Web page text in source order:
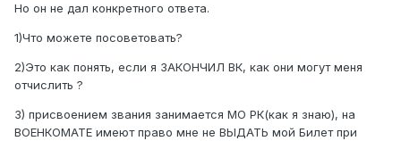
Но он не дал конкретного ответа.
1)Что можете посоветовать?
2)Это как понять, если я ЗАКОНЧИЛ ВК, как они могут меня
отчислить ?
3) присвоением звания занимается МО РК(как я знаю), на
ВОЕНКОМАТЕ имеют право мне не ВЫДАТЬ мой Билет при